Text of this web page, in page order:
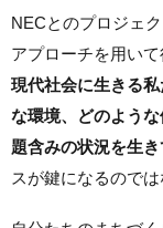
NECとのプロジェ
アプローチを用い
現代社会に生きる
な環境、どのよう
題含みの状況を生
スが鍵になるのでは